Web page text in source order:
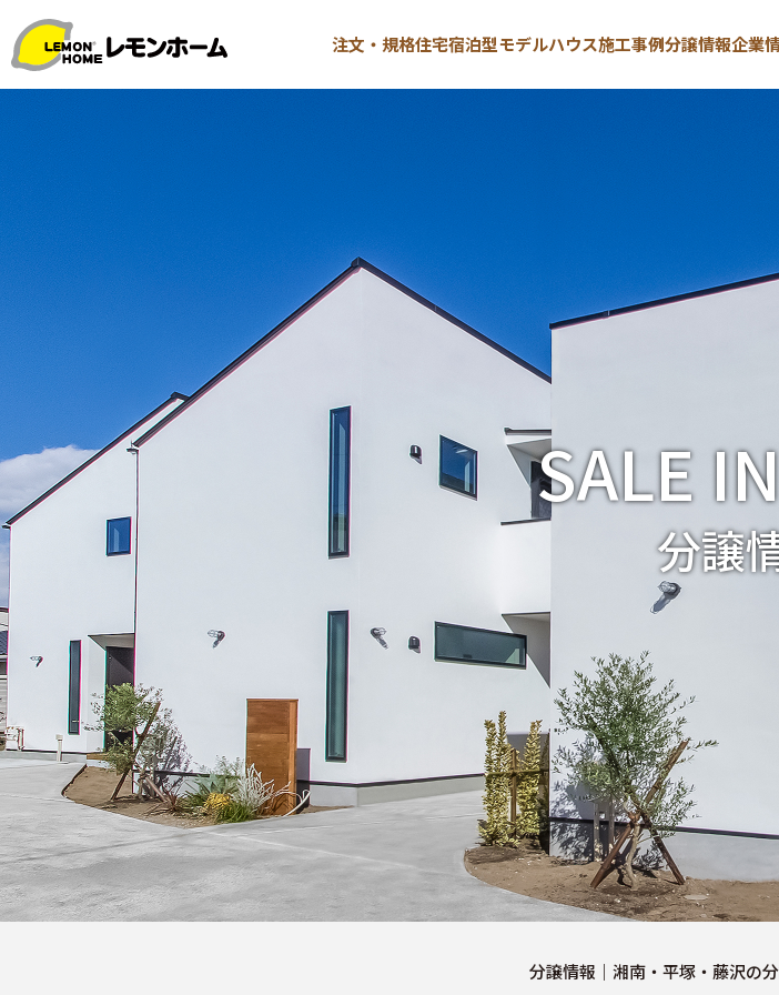
注文・規格住宅宿泊型モデルハウス施工事例分譲情報企業
お知らせ
コラム
施工事例
お客様の声
よくある質問（Q&A）
注文・規格住宅
∟はじめての方へ
∟性能 / 高気密・高断熱
∟性能 / 耐震・制震性能
∟保証・アフターフォロー
∟自由設計・高性能住宅『AUCA』
∟自由設計・高断熱仕様住宅『MODERATE』
∟規格型・高性能住宅『Waffle』
SALE
分譲
分譲情報｜湘南・平塚・藤沢の